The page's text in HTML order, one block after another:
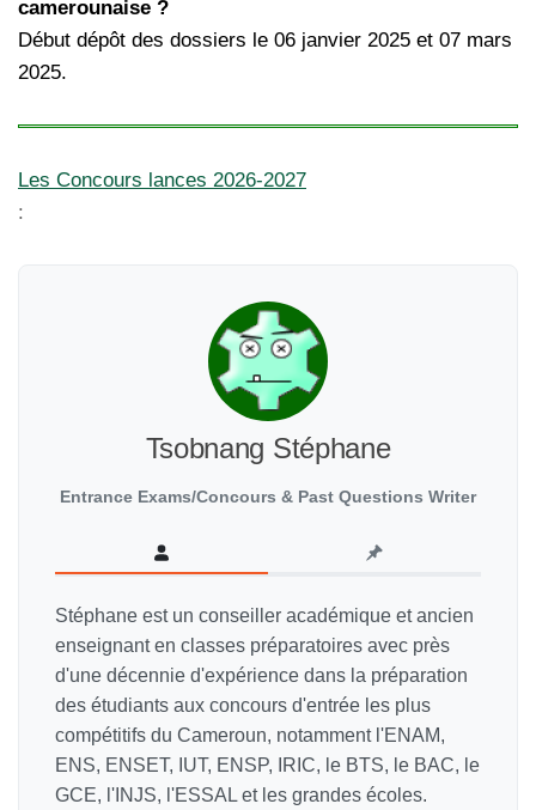
camerounaise ?
Début dépôt des dossiers le 06 janvier 2025 et 07 mars
2025.
Les Concours lances 2026-2027
:
Tsobnang Stéphane
Entrance Exams/Concours & Past Questions Writer
Stéphane est un conseiller académique et ancien
enseignant en classes préparatoires avec près
d'une décennie d'expérience dans la préparation
des étudiants aux concours d'entrée les plus
compétitifs du Cameroun, notamment l'ENAM,
ENS, ENSET, IUT, ENSP, IRIC, le BTS, le BAC, le
GCE, l'INJS, l'ESSAL et les grandes écoles.